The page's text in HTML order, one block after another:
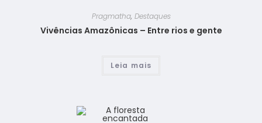
Pragmatha, Destaques
Vivências Amazônicas – Entre rios e gente
Leia mais